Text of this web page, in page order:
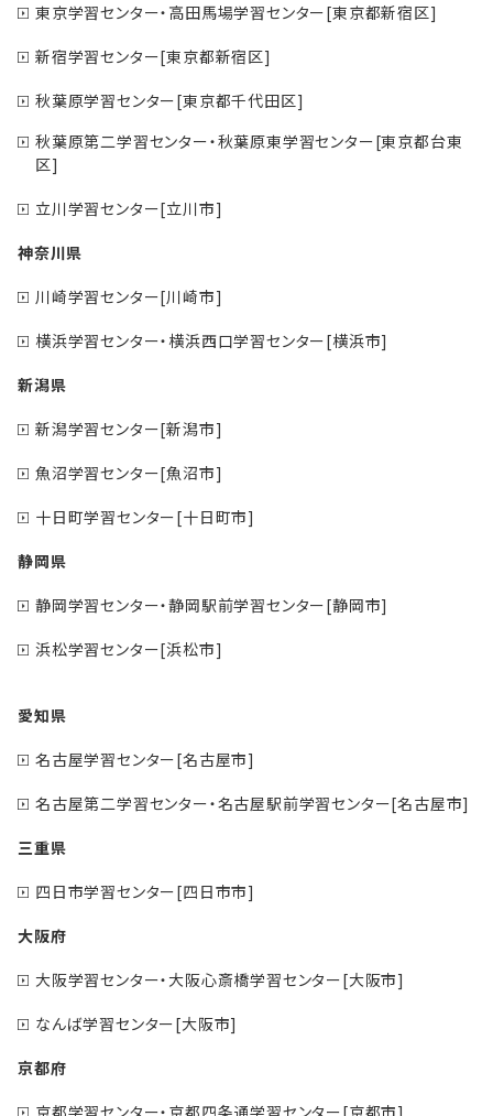
東京学習センター・高田馬場学習センター[東京都新宿区]
新宿学習センター[東京都新宿区]
秋葉原学習センター[東京都千代田区]
秋葉原第二学習センター・秋葉原東学習センター[東京都台東
区]
立川学習センター[立川市]
神奈川県
川崎学習センター[川崎市]
横浜学習センター・横浜西口学習センター[横浜市]
新潟県
新潟学習センター[新潟市]
魚沼学習センター[魚沼市]
十日町学習センター[十日町市]
静岡県
静岡学習センター・静岡駅前学習センター[静岡市]
浜松学習センター[浜松市]
愛知県
名古屋学習センター[名古屋市]
名古屋第二学習センター・名古屋駅前学習センター[名古屋市]
三重県
四日市学習センター[四日市市]
大阪府
大阪学習センター・大阪心斎橋学習センター[大阪市]
なんば学習センター[大阪市]
京都府
京都学習センター・京都四条通学習センター[京都市]